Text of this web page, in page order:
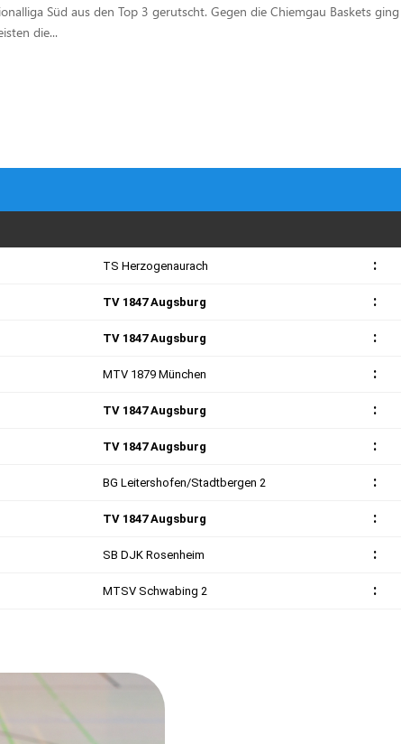
Süd aus den Top 3 gerutscht. Gegen die Chiemgau Baskets
die...